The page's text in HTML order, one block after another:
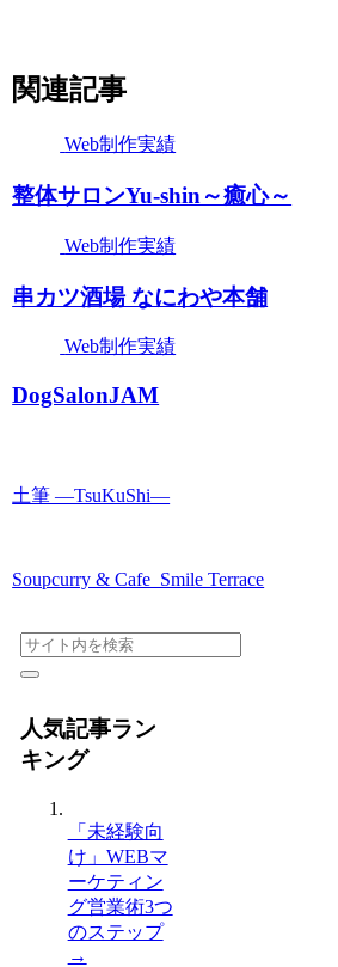
関連記事
Web制作実績
整体サロンYu-shin～癒心～
Web制作実績
串カツ酒場 なにわや本舗
Web制作実績
DogSalonJAM
土筆 ―TsuKuShi―
Soupcurry & Cafe Smile Terrace
人気記事ラン
キング
「未経験向
け」WEBマ
ーケティン
グ営業術3つ
のステップ
→